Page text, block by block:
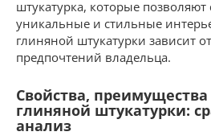
штукатурка, которые позволяют
уникальные и стильные
глиняной штукатурки зависит
предпочтений владельца.
Свойства,
глиняной штукатурки:
анализ